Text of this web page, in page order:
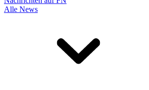
Alle News